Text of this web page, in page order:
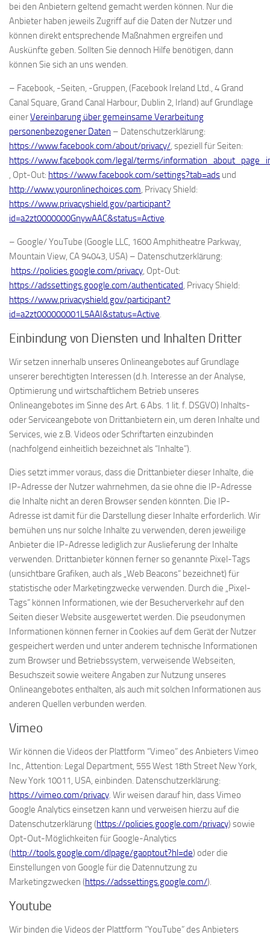
bei den Anbietern geltend gemacht werden können. Nur die
Anbieter haben jeweils Zugriff auf die Daten der Nutzer und
können direkt entsprechende Maßnahmen ergreifen und
Auskünfte geben. Sollten Sie dennoch Hilfe benötigen, dann
können Sie sich an uns wenden.
– Facebook, -Seiten, -Gruppen, (Facebook Ireland Ltd., 4 Grand
Canal Square, Grand Canal Harbour, Dublin 2, Irland) auf Grundlage
einerVereinbarung über gemeinsame Verarbeitung
personenbezogener Daten – Datenschutzerklärung:
https://www.facebook.com/about/privacy/, speziell für Seiten:
https://www.facebook.com/legal/terms/
, Opt-Out: https://www.facebook.com/settings?tab=ads und
http://www.youronlinechoices.com, Privacy Shield:
https://www.privacyshield.gov/participant?
id=a2zt0000000GnywAAC&status=Active.
– Google/ YouTube (Google LLC, 1600 Amphitheatre Parkway,
Mountain View, CA 94043, USA) – Datenschutzerklärung:
https://policies.google.com/privacy, Opt-Out:
https://adssettings.google.com/authenticated, Privacy Shield:
https://www.privacyshield.gov/participant?
id=a2zt000000001L5AAI&status=Active.
Einbindung von Diensten und Inhalten Dritter
Wir setzen innerhalb unseres Onlineangebotes auf Grundlage
unserer berechtigten Interessen (d.h. Interesse an der Analyse,
Optimierung und wirtschaftlichem Betrieb unseres
Onlineangebotes im Sinne des Art. 6 Abs. 1 lit. f. DSGVO) Inhalts-
oder Serviceangebote von Drittanbietern ein, um deren Inhalte und
Services, wie z.B. Videos oder Schriftarten einzubinden
(nachfolgend einheitlich bezeichnet als “Inhalte”).
Dies setzt immer voraus, dass die Drittanbieter dieser Inhalte, die
IP-Adresse der Nutzer wahrnehmen, da sie ohne die IP-Adresse
die Inhalte nicht an deren Browser senden könnten. Die IP-
Adresse ist damit für die Darstellung dieser Inhalte erforderlich. Wir
bemühen uns nur solche Inhalte zu verwenden, deren jeweilige
Anbieter die IP-Adresse lediglich zur Auslieferung der Inhalte
verwenden. Drittanbieter können ferner so genannte Pixel-Tags
(unsichtbare Grafiken, auch als „Web Beacons“ bezeichnet) für
statistische oder Marketingzwecke verwenden. Durch die „Pixel-
Tags“ können Informationen, wie der Besucherverkehr auf den
Seiten dieser Website ausgewertet werden. Die pseudonymen
Informationen können ferner in Cookies auf dem Gerät der Nutzer
gespeichert werden und unter anderem technische Informationen
zum Browser und Betriebssystem, verweisende Webseiten,
Besuchszeit sowie weitere Angaben zur Nutzung unseres
Onlineangebotes enthalten, als auch mit solchen Informationen aus
anderen Quellen verbunden werden.
Vimeo
Wir können die Videos der Plattform “Vimeo” des Anbieters Vimeo
Inc., Attention: Legal Department, 555 West 18th Street New York,
New York 10011, USA, einbinden. Datenschutzerklärung:
https://vimeo.com/privacy. Wir weisen darauf hin, dass Vimeo
Google Analytics einsetzen kann und verweisen hierzu auf die
Datenschutzerklärung (https://policies.google.com/privacy) sowie
Opt-Out-Möglichkeiten für Google-Analytics
(http://tools.google.com/dlpage/gaoptout?hl=de) oder die
Einstellungen von Google für die Datennutzung zu
Marketingzwecken (https://adssettings.google.com/).
Youtube
Wir binden die Videos der Plattform “YouTube” des Anbieters